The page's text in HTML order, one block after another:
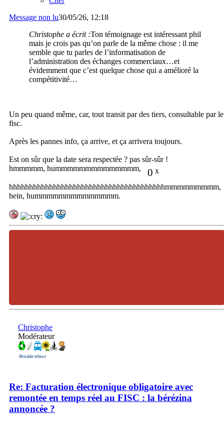
Message non lu30/05/26, 12:18
Christophe a écrit :Ton témoignage est intéressant phil
mais je crois pas qu’on parle de la même chose : il me
semble que tu parles de l’informatisation de
l’administration des échanges commerciaux…et
évidemment que c’est quelque chose qui a amélioré la
compétitivité…
Un peu quand même, car, tout transit par des tiers, consultable par le
fisc.
Après les pannes info, ça arrive, et ça arrivera toujours.
Est on sûr que la date sera respectée ? pas sûr-sûr !
0 x
hmmmmm, hummmmmmmmmmmmmm,
hhhhhhhhhhhhhhhhhhhhhhhhhhhhhhhhhhhhhhhmmmmmmmmm,
hein, hummmmmmmmmmmmmm.
Christophe
Modérateur
Re: Facturation électronique obligatoire avec
remontée en temps réel au FISC : la bérézina
annoncée ?